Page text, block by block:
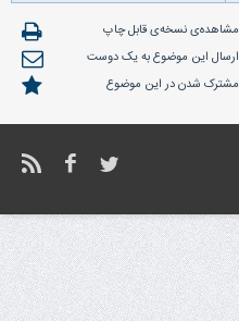
مشاهده‌ی نسخه‌ی قابل چاپ
ارسال این موضوع به یک دوست
مشترک شدن در این موضوع